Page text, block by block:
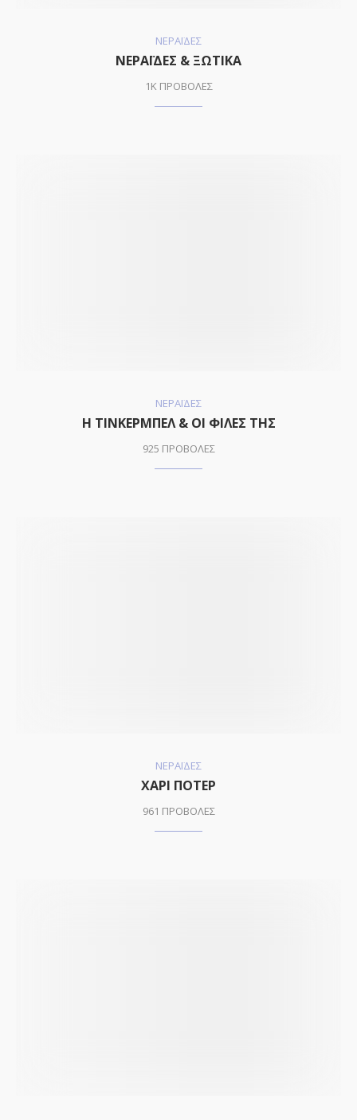
ΝΕΡΑΪΔΕΣ
ΝΕΡΑΪΔΕΣ & ΞΩΤΙΚΑ
1K ΠΡΟΒΟΛΕΣ
ΝΕΡΑΪΔΕΣ
Η ΤΙΝΚΕΡΜΠΕΛ & ΟΙ ΦΙΛΕΣ ΤΗΣ
925 ΠΡΟΒΟΛΕΣ
ΝΕΡΑΪΔΕΣ
ΧΑΡΙ ΠΟΤΕΡ
961 ΠΡΟΒΟΛΕΣ